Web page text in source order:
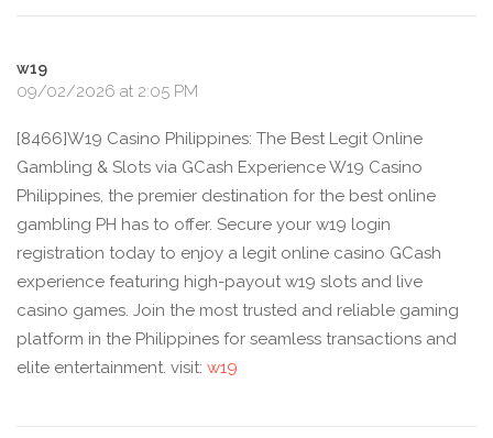
w19
09/02/2026 at 2:05 PM
[8466]W19 Casino Philippines: The Best Legit Online
Gambling & Slots via GCash Experience W19 Casino
Philippines, the premier destination for the best online
gambling PH has to offer. Secure your w19 login
registration today to enjoy a legit online casino GCash
experience featuring high-payout w19 slots and live
casino games. Join the most trusted and reliable gaming
platform in the Philippines for seamless transactions and
elite entertainment. visit: w19